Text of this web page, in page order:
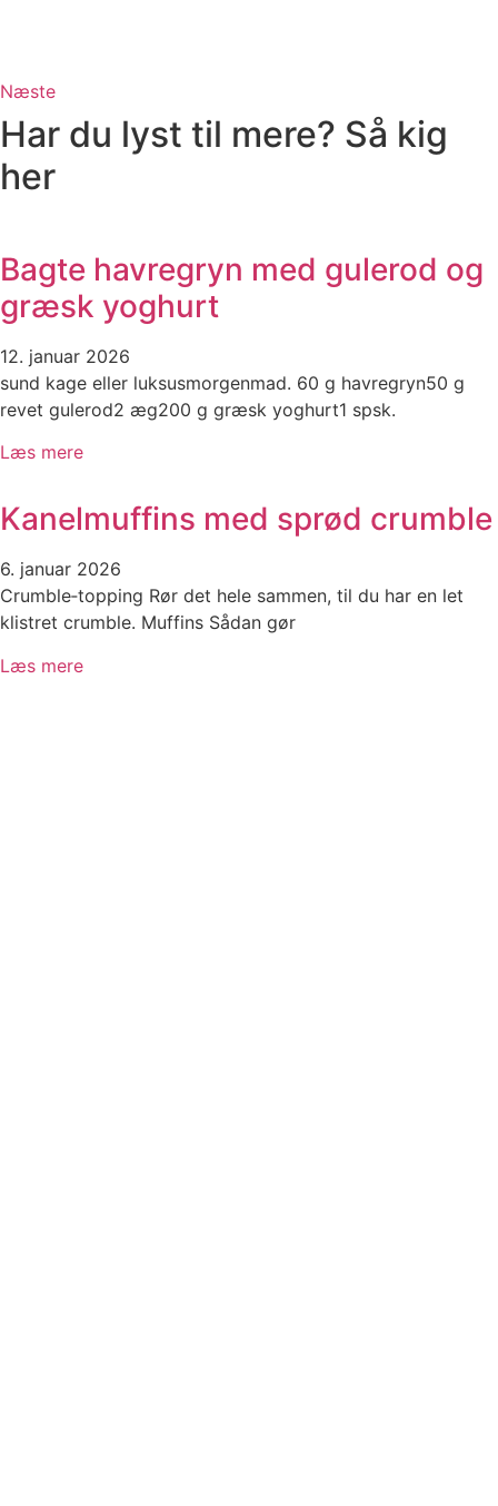
Næste
Har du lyst til mere? Så kig
her
Bagte havregryn med gulerod og
græsk yoghurt
12. januar 2026
sund kage eller luksusmorgenmad. 60 g havregryn50 g
revet gulerod2 æg200 g græsk yoghurt1 spsk.
Læs mere
Kanelmuffins med sprød crumble
6. januar 2026
Crumble‑topping Rør det hele sammen, til du har en let
klistret crumble. Muffins Sådan gør
Læs mere